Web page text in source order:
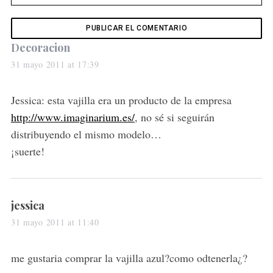
s
a
s
:
Decoracion
31 mayo 2011 at 17:39
Jessica: esta vajilla era un producto de la empresa
http://www.imaginarium.es/, no sé si seguirán
distribuyendo el mismo modelo…
¡suerte!
s
a
s
jessica
31 mayo 2011 at 11:40
me gustaria comprar la vajilla azul?como odtenerla¿?
o
r